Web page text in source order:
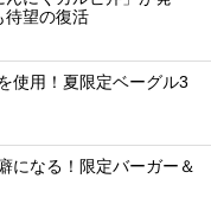
待望の復活
使用！夏限定ベーグル3
になる！限定バーガー＆